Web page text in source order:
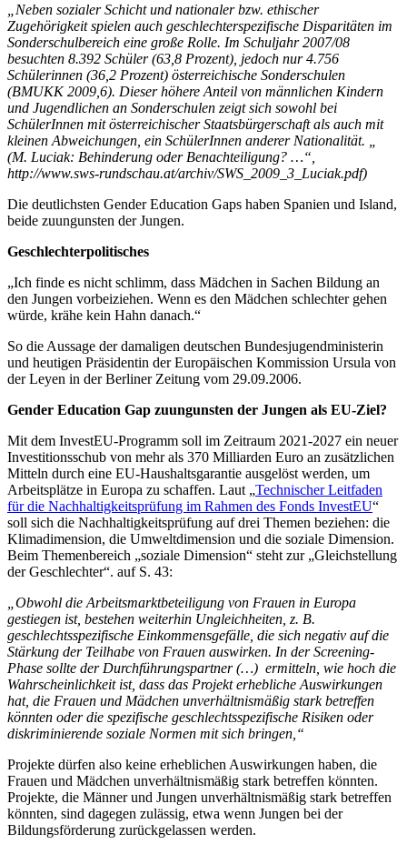
„Neben sozialer Schicht und nationaler bzw. ethischer
Zugehörigkeit spielen auch geschlechterspezifische Disparitäten im
Sonderschulbereich eine große Rolle. Im Schuljahr 2007/08
besuchten 8.392 Schüler (63,8 Prozent), jedoch nur 4.756
Schülerinnen (36,2 Prozent) österreichische Sonderschulen
(BMUKK 2009,6). Dieser höhere Anteil von männlichen Kindern
und Jugendlichen an Sonderschulen zeigt sich sowohl bei
SchülerInnen mit österreichischer Staatsbürgerschaft als auch mit
kleinen Abweichungen, ein SchülerInnen anderer Nationalität. „
(M. Luciak: Behinderung oder Benachteiligung? …“,
http://www.sws-rundschau.at/archiv/SWS_2009_3_Luciak.pdf)
Die deutlichsten Gender Education Gaps haben Spanien und Island,
beide zuungunsten der Jungen.
Geschlechterpolitisches
„Ich finde es nicht schlimm, dass Mädchen in Sachen Bildung an
den Jungen vorbeiziehen. Wenn es den Mädchen schlechter gehen
würde, krähe kein Hahn danach.“
So die Aussage der damaligen deutschen Bundesjugendministerin
und heutigen Präsidentin der Europäischen Kommission Ursula von
der Leyen in der Berliner Zeitung vom 29.09.2006.
Gender Education Gap zuungunsten der Jungen als EU-Ziel?
Mit dem InvestEU-Programm soll im Zeitraum 2021-2027 ein neuer
Investitionsschub von mehr als 370 Milliarden Euro an zusätzlichen
Mitteln durch eine EU-Haushaltsgarantie ausgelöst werden, um
Arbeitsplätze in Europa zu schaffen. Laut „Technischer Leitfaden
für die Nachhaltigkeitsprüfung im Rahmen des Fonds InvestEU“
soll sich die Nachhaltigkeitsprüfung auf drei Themen beziehen: die
Klimadimension, die Umweltdimension und die soziale Dimension.
Beim Themenbereich „soziale Dimension“ steht zur „Gleichstellung
der Geschlechter“. auf S. 43:
„Obwohl die Arbeitsmarktbeteiligung von Frauen in Europa
gestiegen ist, bestehen weiterhin Ungleichheiten, z. B.
geschlechtsspezifische Einkommensgefälle, die sich negativ auf die
Stärkung der Teilhabe von Frauen auswirken. In der Screening-
Phase sollte der Durchführungspartner (…) ermitteln, wie hoch die
Wahrscheinlichkeit ist, dass das Projekt erhebliche Auswirkungen
hat, die Frauen und Mädchen unverhältnismäßig stark betreffen
könnten oder die spezifische geschlechtsspezifische Risiken oder
diskriminierende soziale Normen mit sich bringen,“
Projekte dürfen also keine erheblichen Auswirkungen haben, die
Frauen und Mädchen unverhältnismäßig stark betreffen könnten.
Projekte, die Männer und Jungen unverhältnismäßig stark betreffen
könnten, sind dagegen zulässig, etwa wenn Jungen bei der
Bildungsförderung zurückgelassen werden.